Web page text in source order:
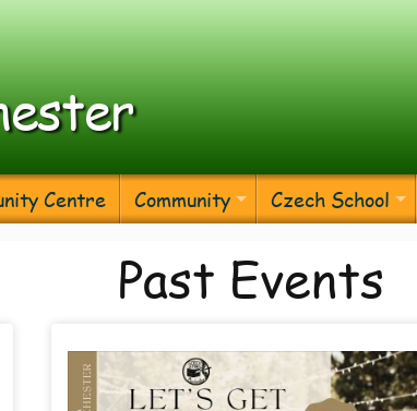
Centre Community Czech School
Past Events